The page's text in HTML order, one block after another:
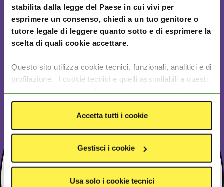
stabilita dalla legge del Paese in cui vivi per
esprimere un consenso, chiedi a un tuo genitore o
tutore legale di leggere quanto sotto e di esprimere la
scelta di quali cookie accettare.
Questo sito utilizza cookie tecnici, funzionali, analitici e di
profilazione. I cookie tecnici e quelli assimilabili a questi
sono sempre presenti. I cookie funzionali e analitici
consentono di migliorare le funzionalità del sito
monitorando l’utilizzo del sito stesso. I cookie di
profilazione e le tecnologie assimilabili, quali pixel e tag,
agli interessi degli utenti. I dati da essi generati possono
essere condivisi con terze parti tra cui Google, Facebook
Accetta tutti i cookie
Gestisci i cookie
Usa solo i cookie tecnici
Cristian Canfailla